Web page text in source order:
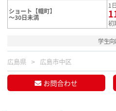
ショート【幟町】
～30日未満
1
初
学生向
広島県 広島市中区
お問合わせ